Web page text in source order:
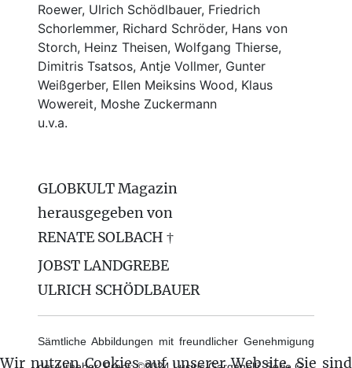
Roewer, Ulrich Schödlbauer, Friedrich
Schorlemmer, Richard Schröder, Hans von
Storch, Heinz Theisen, Wolfgang Thierse,
Dimitris Tsatsos, Antje Vollmer, Gunter
Weißgerber, Ellen Meiksins Wood, Klaus
Wowereit, Moshe Zuckermann
u.v.a.
GLOBKULT Magazin
herausgegeben von
RENATE SOLBACH †
JOBST LANDGREBE
ULRICH SCHÖDLBAUER
Sämtliche Abbildungen mit freundlicher Genehmigung
Wir nutzen Cookies auf unserer Website. Sie sind